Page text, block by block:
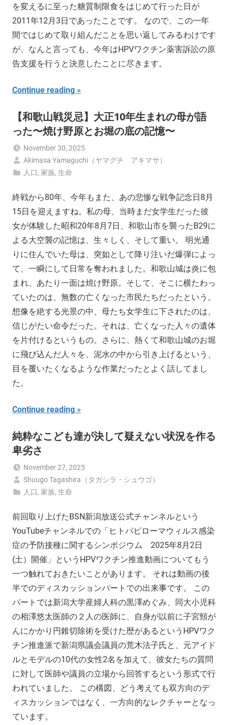
を変えるに至った糖質制限食をはじめて行った日が
2011年12月3日であったことです。 なので、この一年
間ではじめて取り組んだことを思い返してみるわけです
が、なんと言っても、今年はHPVワクチン薬害訴訟の原
告支援を行うと決意したことに尽きます。
Continue reading
【和歌山戦災忌】大正10年生まれの母が語
った〜焼け野原とお堀の底の記憶〜
November 30, 2025
Akimasa Yamaguchi（ヤマグチ アキマサ）
人口,家族,生命
終戦から80年、今年もまた、あの悲惨な戦争記念日8月
15日を迎えますね。私の母、当時まだ女学生だった彼
女が体験した昭和20年8月7日、和歌山市を襲ったB29に
よる大空襲の記憶は、生々しく、そして重い。 明光通
りに住んでいた母は、突如として降り注いだ爆弾によっ
て、一瞬にして日常を奪われました。和歌山城は炎に包
まれ、あたり一面は焼け野原。そして、そこに横たわっ
ていたのは、無数の亡くなった市民たちだったという。
想像を絶する光景の中、母たち女学生に下されたのは、
信じがたい命令だった。それは、亡くなった人々の遺体
を片付けるというもの。さらに、熱くて和歌山城のお堀
に飛び込んだ人々を、泥水の中から引き上げるという、
目を覆いたくなるような作業だったとよく話してまし
た。
Continue reading
純粋なこども達が決して疑えない状況を作る
卑劣さ
November 27, 2025
Shuugo Tagashira（タガシラ・シュウゴ）
人口,家族,生命
前回取り上げたBSN新潟放送公式チャンネルという
YouTubeチャンネルでの「ヒトパピローマウィルス感染
症の予防接種に関するシンポジウム 2025年8月2日
(土）開催」というHPVワクチン推進動画についてもう
一つ触れておきたいことがあります。 それは動画の後
半でのディスカッションパートでの出来事です。 この
パートでは新潟大学産婦人科の黒澤めぐみ、同大小児科
の相澤悠太医師の２人の医師に、自身が以前に子宮頸が
んにかかり円錐切除術を受けた歴があるというHPVワク
チン推進派で新潟県議会議員の荒木法子氏と、元アイド
ルとモデルの10代の女性2名を加えて、彼女たちの質問
に対して医師や議員の立場から回答するという形式で行
われていました。 この構図、どう考えても双方向のデ
ィスカッションではなく、一方向的なレクチャーとなっ
ています。